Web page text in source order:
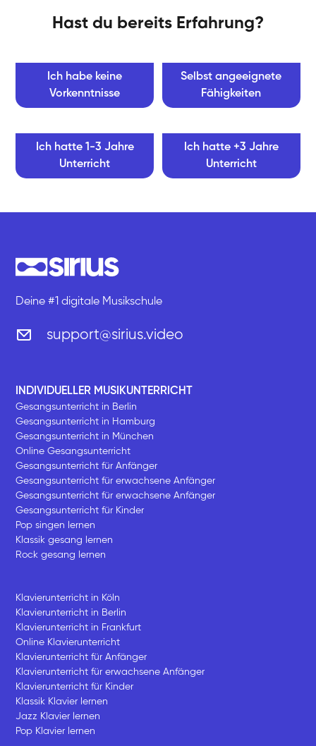
Hast du bereits Erfahrung?
Ich habe keine
Vorkenntnisse
Selbst angeeignete
Fähigkeiten
Ich hatte 1-3 Jahre
Unterricht
Ich hatte +3 Jahre
Unterricht
Deine #1 digitale Musikschule
support@sirius.video
INDIVIDUELLER MUSIKUNTERRICHT
Gesangsunterricht in Berlin
Gesangsunterricht in Hamburg
Gesangsunterricht in München
Online Gesangsunterricht
Gesangsunterricht für Anfänger
Gesangsunterricht für erwachsene Anfänger
Gesangsunterricht für erwachsene Anfänger
Gesangsunterricht für Kinder
Pop singen lernen
Klassik gesang lernen
Rock gesang lernen
Klavierunterricht in Köln
Klavierunterricht in Berlin
Klavierunterricht in Frankfurt
Online Klavierunterricht
Klavierunterricht für Anfänger
Klavierunterricht für erwachsene Anfänger
Klavierunterricht für Kinder
Klassik Klavier lernen
Jazz Klavier lernen
Pop Klavier lernen